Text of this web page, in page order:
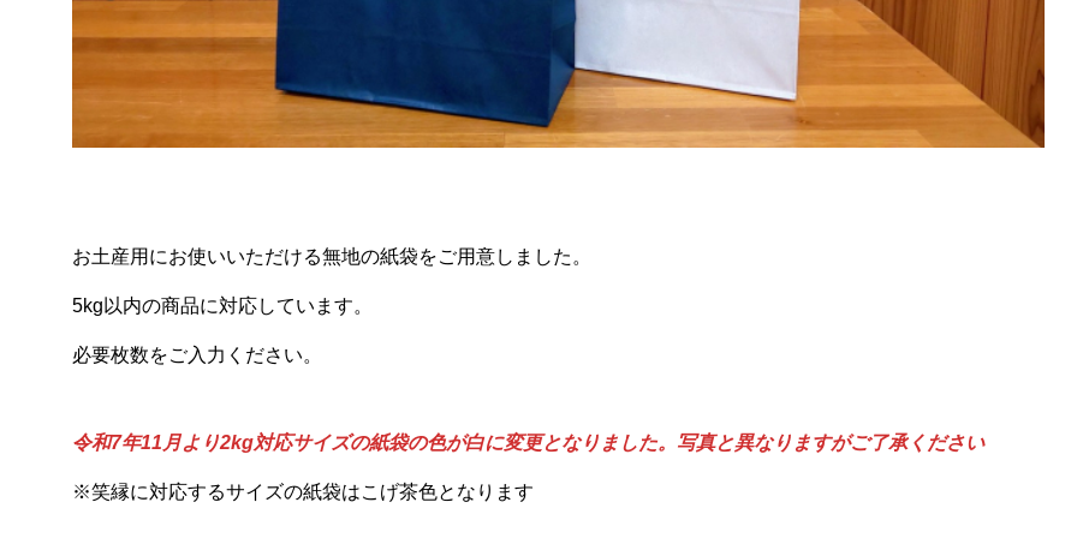
お土産用にお使いいただける無地の紙袋をご用意しました。
5kg以内の商品に対応しています。
必要枚数をご入力ください。
令和7年11月より2kg対応サイズの紙袋の色が白に変更となりました。写真と異なりますがご了承ください
※笑縁に対応するサイズの紙袋はこげ茶色となります